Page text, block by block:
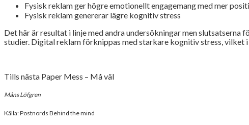
Fysisk reklam ger högre emotionellt engagemang med mer
Fysisk reklam genererar lägre kognitiv stress
Det här är resultat i linje med andra undersökningar men
studier. Digital reklam förknippas med starkare kognitiv stress, vilket
Tills nästa Paper Mess – Må väl
Måns Löfgren
Källa: Postnords Behind the mind